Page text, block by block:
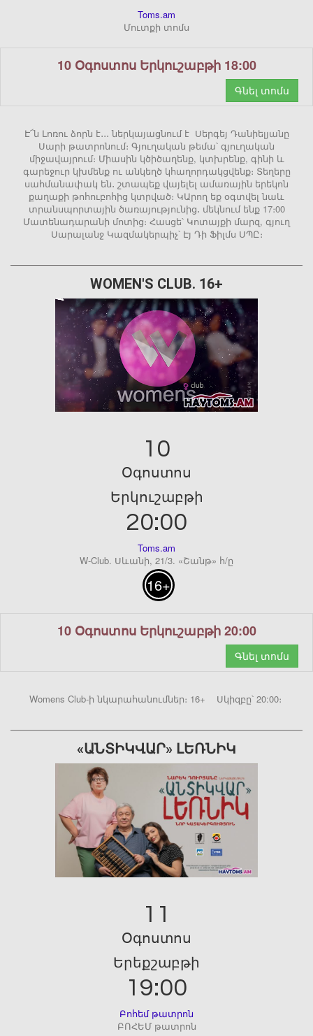
Toms.am
Մուտքի տոմս
10 Օգոստոս Երկուշաբթի 18:00
Գնել տոմս
Է՜ն Լոռու ձորն է․․․ ներկայացնում է Սերգեյ Դանիելյանը
Սարի թատրոնում։ Գյուղական թեմա՝ գյուղական
միջավայրում։ Միասին կծիծաղենք, կտխրենք, գինի և
գարեջուր կխմենք ու անկեղծ կհաղորդակցվենք։ Տեղերը
սահմանափակ են․ շտապեք վայելել ամառային երեկոն
քաղաքի թոհուբոհից կտրված։ ԿԱրող եք օգտվել նաև
տրանսպորտային ծառայությունից․ մեկնում ենք 17։00
Մատենադարանի մոտից։ Հասցե՝ Կոտայքի մարզ, գյուղ
Սարալանջ Կազմակերպիչ՝ Էյ Դի Ֆիլմս ՍՊԸ։
WOMEN'S CLUB. 16+
10
Օգոստոս
Երկուշաբթի
20:00
Toms.am
W-Club. Սևանի, 21/3. «Շանթ» հ/ը
16+
10 Օգոստոս Երկուշաբթի 20:00
Գնել տոմս
Womens Club-ի նկարահանումներ։ 16+ Սկիզբը՝ 20:00։
«ԱՆՏԻԿՎԱՐ» ԼԵՌՆԻԿ
11
Օգոստոս
Երեքշաբթի
19:00
Բոհեմ թատրոն
ԲՈՀԵՄ թատրոն